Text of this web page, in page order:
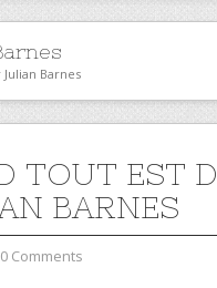
Barnes
TOUT EST
BARNES
Comments